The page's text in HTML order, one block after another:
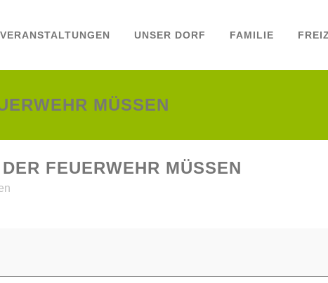
VERANSTALTUNGEN UNSER DORF FAMILIE
MÜSSEN
FEUERWEHR MÜSSEN